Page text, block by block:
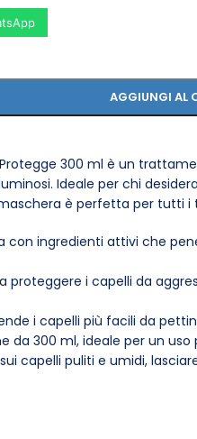
AGGIUNGI AL
300 ml è un
Ideale per chi
è perfetta per tutti i
con ingredienti attivi che
proteggere i capelli da
i capelli più facili da
da 300 ml, ideale per un
capelli puliti e umidi,
tipi di capelli, inclusi quelli